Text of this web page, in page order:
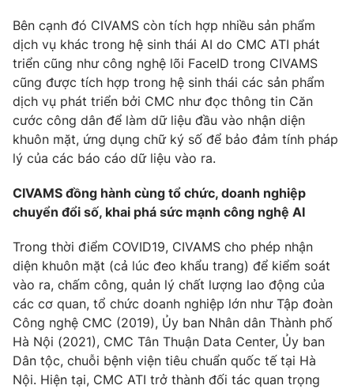
Bên cạnh đó CIVAMS còn tích hợp nhiều sản phẩm
dịch vụ khác trong hệ sinh thái AI do CMC ATI phát
triển cũng như công nghệ lõi FaceID trong CIVAMS
cũng được tích hợp trong hệ sinh thái các sản phẩm
dịch vụ phát triển bởi CMC như đọc thông tin Căn
cước công dân để làm dữ liệu đầu vào nhận diện
khuôn mặt, ứng dụng chữ ký số để bảo đảm tính pháp
lý của các báo cáo dữ liệu vào ra.
CIVAMS đồng hành cùng tổ chức, doanh nghiệp
chuyển đổi số, khai phá sức mạnh công nghệ AI
Trong thời điểm COVID19, CIVAMS cho phép nhận
diện khuôn mặt (cả lúc đeo khẩu trang) để kiểm soát
vào ra, chấm công, quản lý chất lượng lao động của
các cơ quan, tổ chức doanh nghiệp lớn như Tập đoàn
Công nghệ CMC (2019), Ủy ban Nhân dân Thành phố
Hà Nội (2021), CMC Tân Thuận Data Center, Ủy ban
Dân tộc, chuỗi bệnh viện tiêu chuẩn quốc tế tại Hà
Nội. Hiện tại, CMC ATI trở thành đối tác quan trọng